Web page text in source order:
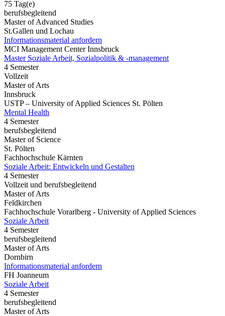
75 Tag(e)
berufsbegleitend
Master of Advanced Studies
St.Gallen und Lochau
Informationsmaterial anfordern
MCI Management Center Innsbruck
Master Soziale Arbeit, Sozialpolitik & -management
4 Semester
Vollzeit
Master of Arts
Innsbruck
USTP – University of Applied Sciences St. Pölten
Mental Health
4 Semester
berufsbegleitend
Master of Science
St. Pölten
Fachhochschule Kärnten
Soziale Arbeit: Entwickeln und Gestalten
4 Semester
Vollzeit und berufsbegleitend
Master of Arts
Feldkirchen
Fachhochschule Vorarlberg - University of Applied Sciences
Soziale Arbeit
4 Semester
berufsbegleitend
Master of Arts
Dornbirn
Informationsmaterial anfordern
FH Joanneum
Soziale Arbeit
4 Semester
berufsbegleitend
Master of Arts